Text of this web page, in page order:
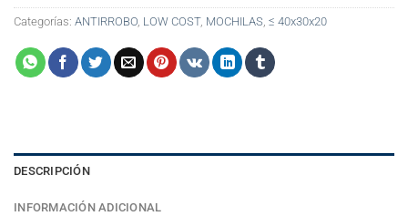
Categorías: ANTIRROBO, LOW COST, MOCHILAS, ≤ 40x30x20
DESCRIPCIÓN
INFORMACIÓN ADICIONAL